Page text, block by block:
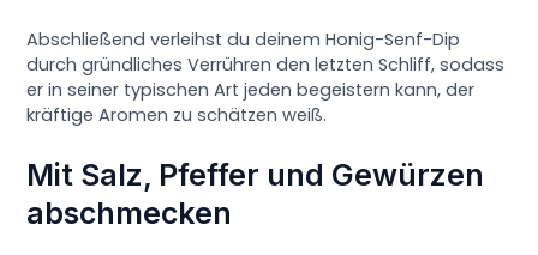
Abschließend verleihst du deinem Honig-Senf-Dip
durch gründliches Verrühren den letzten Schliff, sodass
er in seiner typischen Art jeden begeistern kann, der
kräftige Aromen zu schätzen weiß.
Mit Salz, Pfeffer und Gewürzen
abschmecken